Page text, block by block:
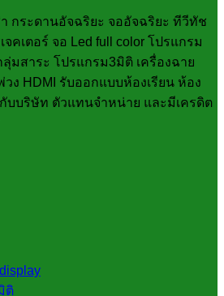
กระดานอัจฉริยะ จออัจฉริยะ ทีวีทัช
คเตอร์ จอ Led full color โปรแกรม
มสาระ โปรแกรม3มิติ เครื่องฉาย
HDMI รับออกแบบห้องเรียน ห้อง
บบริษัท ตัวแทนจำหน่าย และมีเครดิต
ติ